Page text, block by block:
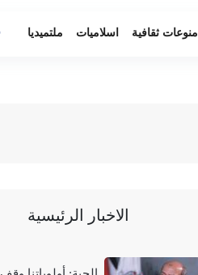
منوعات ثقافية اسلاميات ملتميديا
الاخبار الرئيسية